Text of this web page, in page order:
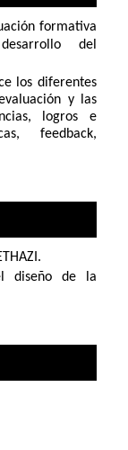
formativa
del
los diferentes
y las
logros e
feedback,
diseño de la